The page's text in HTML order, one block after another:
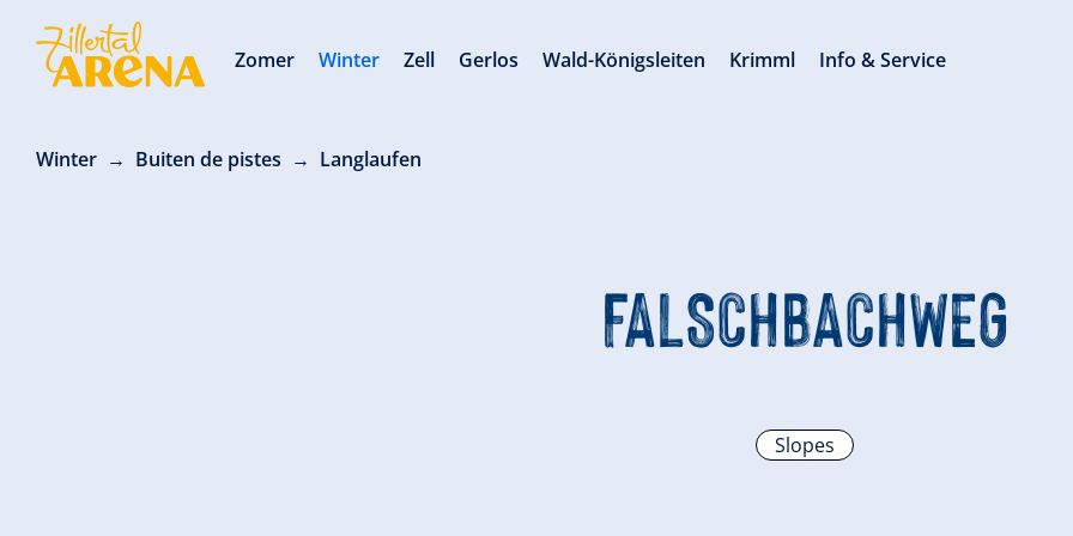
Winter Buiten de pistes Langlaufen
FALSCHBACHWEG
Slopes
Zomer Winter Zell Gerlos Wald-Königsleiten Krimml Info & Service